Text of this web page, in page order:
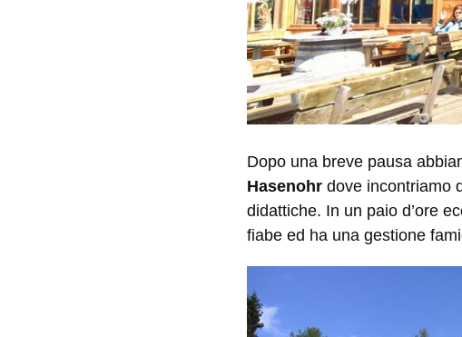
Dopo una breve pausa
Hasenohr dove incontriamo
didattiche. In un paio d’ore
fiabe ed ha una gestione